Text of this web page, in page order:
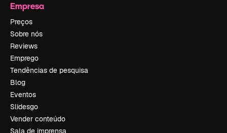
Empresa
Preços
Sobre nós
Reviews
Emprego
Tendências de pesquisa
Blog
Eventos
Slidesgo
Vender conteúdo
Sala de imprensa